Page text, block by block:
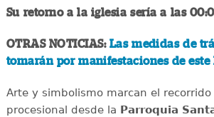
Su retorno a la iglesia sería a las
OTRAS NOTICIAS: Las medidas de
tomarán por manifestaciones de este
Arte y simbolismo marcan el
procesional desde la Parroquia